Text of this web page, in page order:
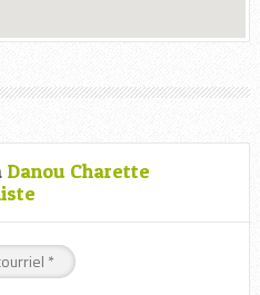
Danou Charette